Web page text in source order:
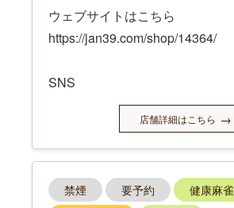
ウェブサイトはこちら
https://jan39.com/shop/14364/
SNS
https://x.com/cafe_and_musou
店舗詳細はこちら
禁煙 要予約
健康麻雀